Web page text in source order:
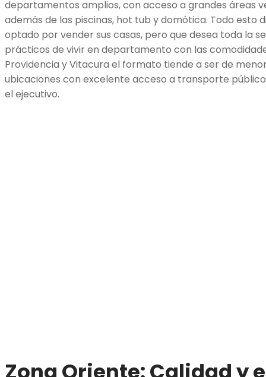
departamentos amplios, con acceso a grandes áreas
además de las piscinas, hot tub y domótica. Todo esto
optado por vender sus casas, pero que desea toda la
prácticos de vivir en departamento con las
Providencia y Vitacura el formato tiende a ser de
ubicaciones con excelente acceso a transporte
el ejecutivo.